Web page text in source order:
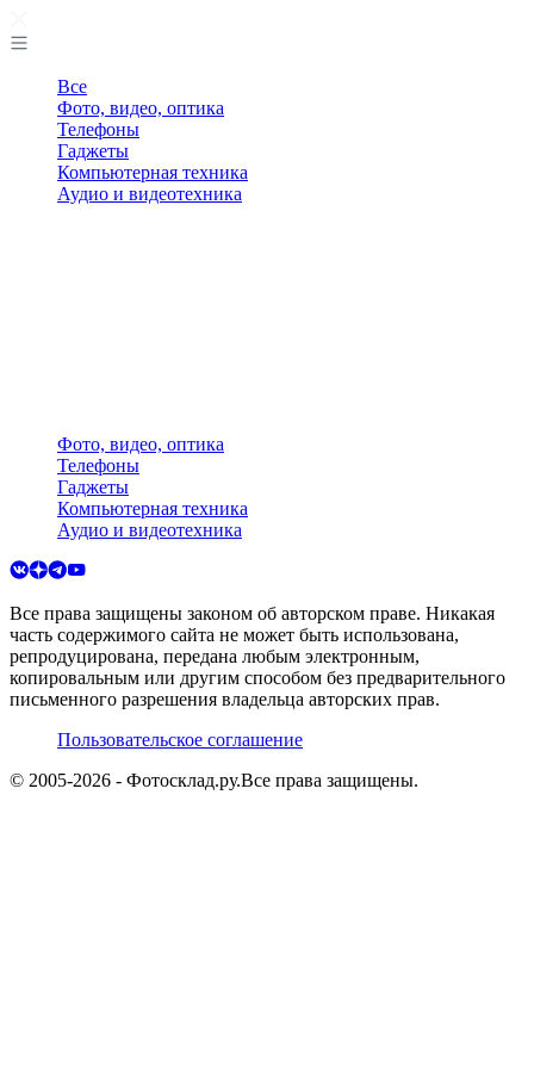
Все
Фото, видео, оптика
Телефоны
Гаджеты
Компьютерная техника
Аудио и видеотехника
Фото, видео, оптика
Телефоны
Гаджеты
Компьютерная техника
Аудио и видеотехника
Все права защищены законом об авторском праве. Никакая
часть содержимого сайта не может быть использована,
репродуцирована, передана любым электронным,
копировальным или другим способом без предварительного
письменного разрешения владельца авторских прав.
Пользовательское соглашение
© 2005-2026 - Фотосклад.ру.Все права защищены.